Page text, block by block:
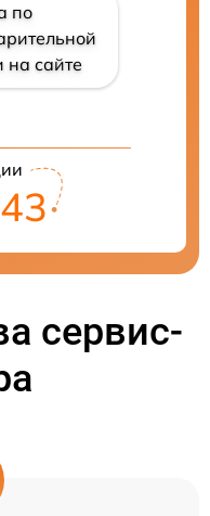
по
на сайте
сервис-